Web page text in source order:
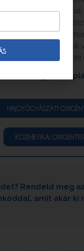
vagy hajgyógyászati
fontos a
Emellett azok
vagy bőrproblémáik
ápolni,
többet
HAJGYÓGYÁSZATI
KOZMETIKAI
Rendeld meg
amit akár ki